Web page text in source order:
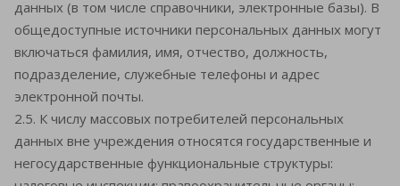
данных (в том числе справочники, электронные базы). В
общедоступные источники персональных данных могут
включаться фамилия, имя, отчество, должность,
подразделение, служебные телефоны и адрес
электронной почты.
2.5. К числу массовых потребителей персональных
данных вне учреждения относятся государственные и
негосударственные функциональные структуры: